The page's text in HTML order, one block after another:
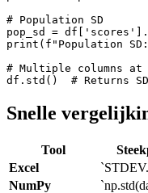
# Population SD
pop_sd =
print(f"Population
# Multiple columns at
df.std()  # Returns
Snelle
Tool
Excel
NumPy